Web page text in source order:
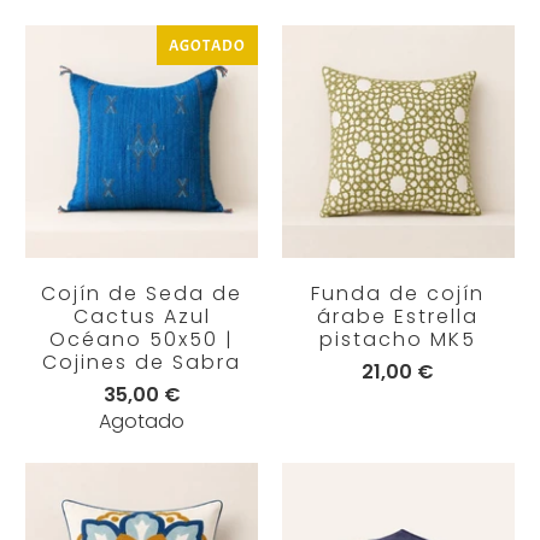
AGOTADO
Cojín de Seda de
Cactus Azul
Océano 50x50 |
Cojines de Sabra
35,00 €
Agotado
Funda de cojín
árabe Estrella
pistacho MK5
21,00 €